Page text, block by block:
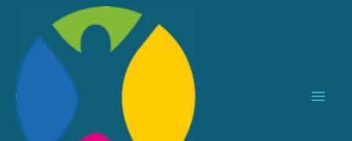
περιεχόμενο